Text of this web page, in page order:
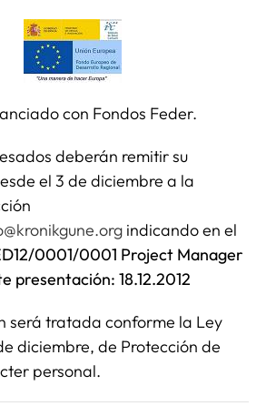
con Fondos Feder.
deberán remitir su
el 3 de diciembre a la
indicando en el
0001/0001 Project Manager
presentación: 18.12.2012
será tratada conforme la Ley
diciembre, de Protección de
personal.